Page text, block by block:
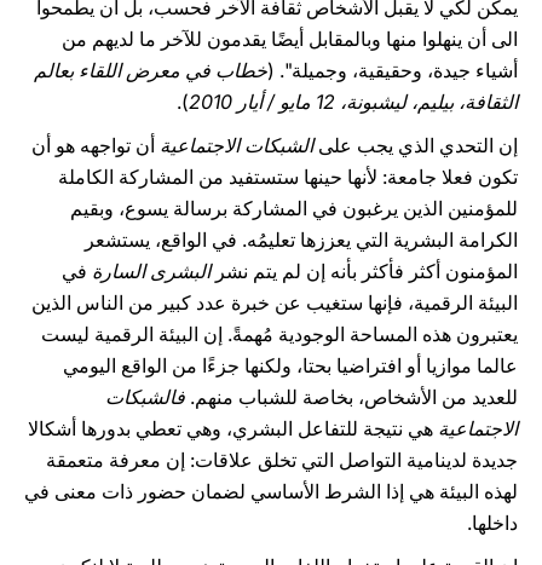
يمكن لكي لا يقبل الأشخاص ثقافة الآخر فحسب، بل أن يطمحوا
الى أن ينهلوا منها وبالمقابل أيضًا يقدمون للآخر ما لديهم من
أشياء جيدة، وحقيقية، وجميلة". (خطاب في معرض اللقاء بعالم
الثقافة، بيليم، ليشبونة، 12 مايو / أيار 2010
).
إن التحدي الذي يجب علىالشبكات الاجتماعية أن تواجهه هو أن
تكون فعلا جامعة: لأنها حينها ستستفيد من المشاركة الكاملة
للمؤمنين الذين يرغبون في المشاركة برسالة يسوع، وبقيم
الكرامة البشرية التي يعززها تعليمُه. في الواقع، يستشعر
المؤمنون أكثر فأكثر بأنه إن لم يتم نشرالبشرى السارة في
البيئة الرقمية، فإنها ستغيب عن خبرة عدد كبير من الناس الذين
يعتبرون هذه المساحة الوجودية مُهمةً. إن البيئة الرقمية ليست
عالما موازيا أو افتراضيا بحتا، ولكنها جزءًا من الواقع اليومي
للعديد من الأشخاص، بخاصة للشباب منهم. فالشبكات
الاجتماعية هي نتيجة للتفاعل البشري، وهي تعطي بدورها أشكالا
جديدة لدينامية التواصل التي تخلق علاقات: إن معرفة متعمقة
لهذه البيئة هي إذا الشرط الأساسي لضمان حضور ذات معنى في
داخلها.